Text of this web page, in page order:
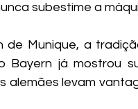
subestime a
Munique, a
Bayern já mostrou
alemães levam